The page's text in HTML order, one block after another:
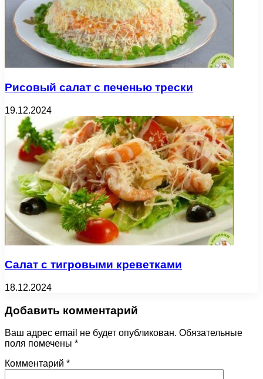
Рисовый салат с печенью трески
19.12.2024
Салат с тигровыми креветками
18.12.2024
Добавить комментарий
Ваш адрес email не будет опубликован. Обязательные
поля помечены *
Комментарий *